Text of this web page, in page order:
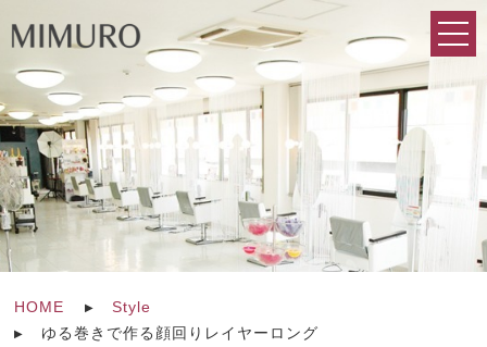
HOME
Style
ゆる巻きで作る顔回りレイヤーロング